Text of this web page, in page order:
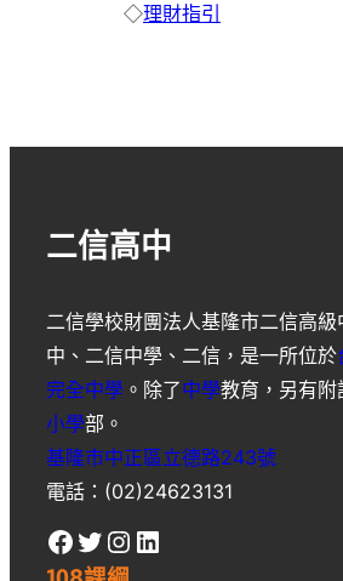
◇理財指引
二信高中
二信學校財團法人基隆市二信高級
中 、 二信中學 、 二信 ，是一所位於
完全中學 。除了中學教育，另有附
小學部。
基隆市中正區立德路243號
電話：(02)24623131
Facebook Twitter Instagram LinkedIn